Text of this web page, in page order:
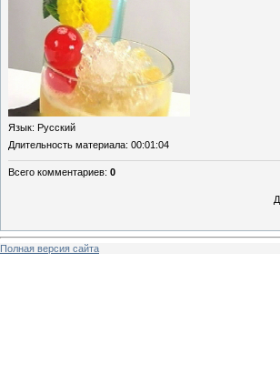
Язык: Русский
Длительность материала: 00:01:04
Всего комментариев: 0
Полная версия сайта